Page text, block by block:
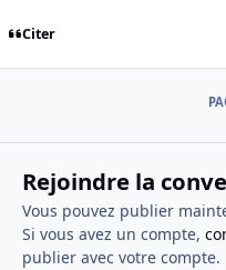
Citer
Rejoindre la
Vous pouvez publier
Si vous avez un compte,
publier avec votre compte.